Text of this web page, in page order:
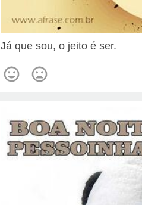
Já que sou, o jeito é ser.